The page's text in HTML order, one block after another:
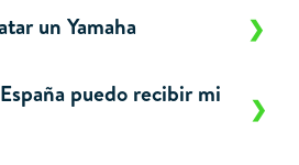
un Yamaha
puedo recibir mi